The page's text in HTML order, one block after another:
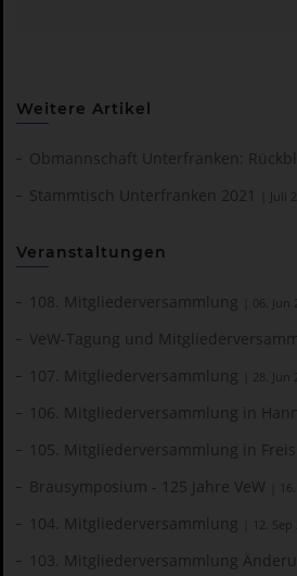
Weitere Artikel
Obmannschaft Unterfranken:
Stammtisch Unterfranken 2021 | Juli
Veranstaltungen
108. Mitgliederversammlung | 06. Jun
VeW-Tagung und
107. Mitgliederversammlung | 28. Jun
106. Mitgliederversammlung in
105. Mitgliederversammlung in
Brausymposium - 125 Jahre VeW |
104. Mitgliederversammlung | 12. Sep
103. Mitgliederversammlung